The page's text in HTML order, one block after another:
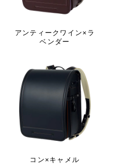
アンティークワイン×ラ
ベンダー
コン×キャメル